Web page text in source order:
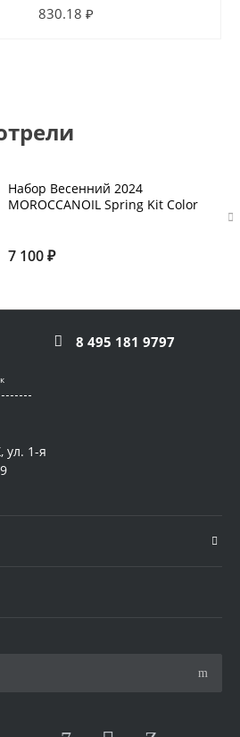
830.18 ₽
Набор Весенний 2024
MOROCCANOIL Spring Kit Color
7 100 ₽
8 495 181 9797
ул. 1-я